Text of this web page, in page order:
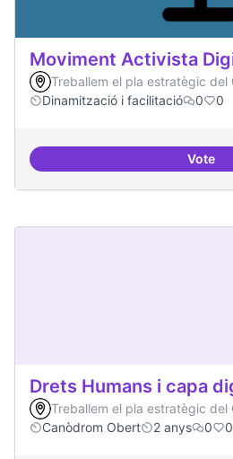
Moviment Activista
Treballem el pla estratègic del
Dinamització i facilitació
0 0
Vote
Drets Humans i capa
Treballem el pla estratègic del
Canòdrom Obert
2 anys 0 0